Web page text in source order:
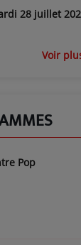
28 juillet
Voir
Pop